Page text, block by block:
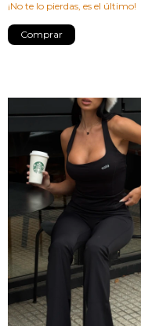
¡No te lo pierdas, es el último!
Comprar